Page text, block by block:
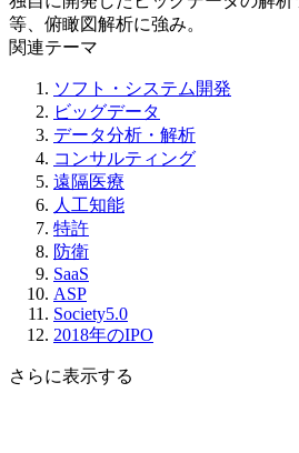
等、俯瞰図解析に強み。
関連テーマ
ソフト・システム開発
ビッグデータ
データ分析・解析
コンサルティング
遠隔医療
人工知能
特許
防衛
SaaS
ASP
Society5.0
2018年のIPO
さらに表示する